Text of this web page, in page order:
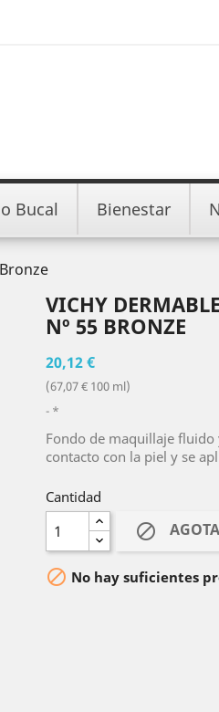
Bucal Bienestar
VICHY
Nº 55 BRONZE
20,12 €
(67,07 € 100 ml)
*
Fondo de maquillaje
contacto con la piel y se
Cantidad

 No hay suficientes